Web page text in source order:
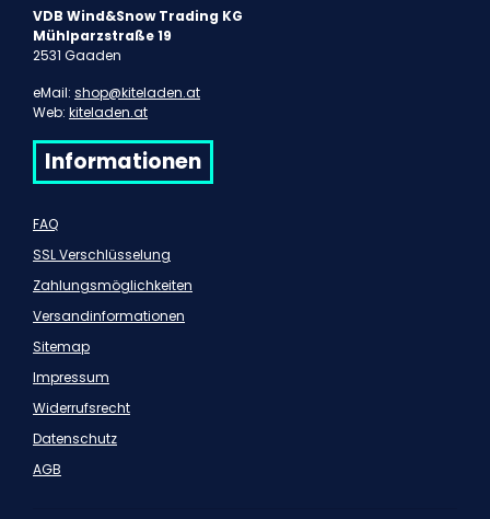
VDB Wind&Snow Trading KG
Mühlparzstraße 19
2531 Gaaden
eMail: shop@kiteladen.at
Web: kiteladen.at
Informationen
FAQ
SSL Verschlüsselung
Zahlungsmöglichkeiten
Versandinformationen
Sitemap
Impressum
Widerrufsrecht
Datenschutz
AGB